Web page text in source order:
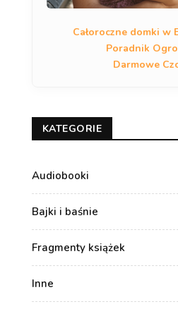
Całoroczne domki w
Poradnik
Darmowe
KATEGORIE
Audiobooki
Bajki i baśnie
Fragmenty książek
Inne